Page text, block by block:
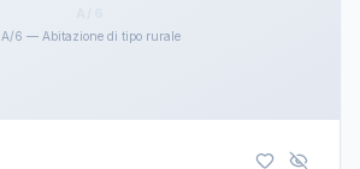
A/6 — Abitazione di tipo rurale